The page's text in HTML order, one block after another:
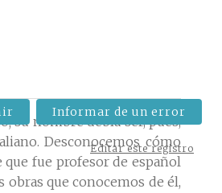
su nombre debía ser, pues,
Desconocemos cómo
fue profesor de español
obras que conocemos de él,
Informar de un error
Editar este registro